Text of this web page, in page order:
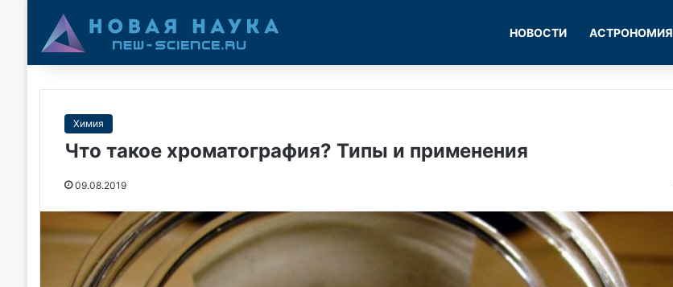
НОВОСТИ АСТРОНОМИЯ
Химия
Что такое хроматография? Типы и применения
09.08.2019